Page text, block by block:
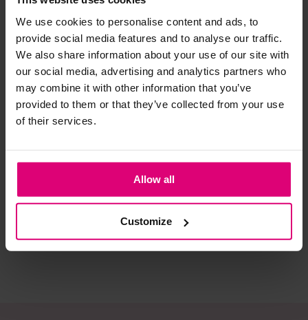
We use cookies to personalise content and ads, to
provide social media features and to analyse our traffic.
We also share information about your use of our site with
our social media, advertising and analytics partners who
may combine it with other information that you’ve
provided to them or that they’ve collected from your use
of their services.
Allow all
Customize
Strijkijzer/droogtrommel:
Kledingstukken met elastine zijn niet bestand tegen de hitte
van het strijkijzer en/of de droogtrommel. Ook in veel
spijkerbroeken is elastine (stretch) verwerkt en mogen dus
niet gestreken worden en/of in de droogtrommel.
€ 59,99 € 69,99